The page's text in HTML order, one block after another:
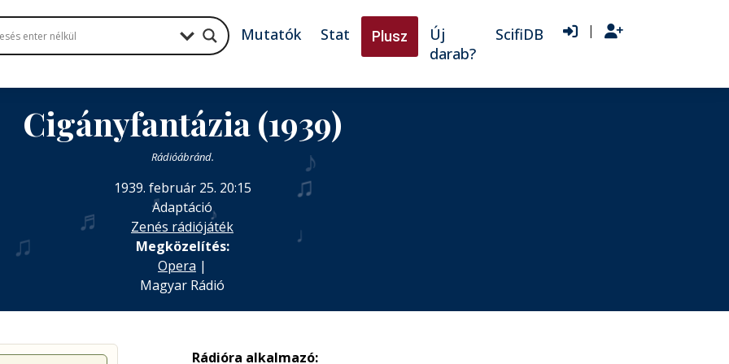
Mutatók Stat Plusz
Új
darab?
ScifiDB |
♫
♬
♪
♪
Cigányfantázia (1939)
Rádióábránd.
1939. február 25. 20:15
Adaptáció
Zenés rádiójáték
Megközelítés:
Opera |
Magyar Rádió
Rádióra alkalmazó: